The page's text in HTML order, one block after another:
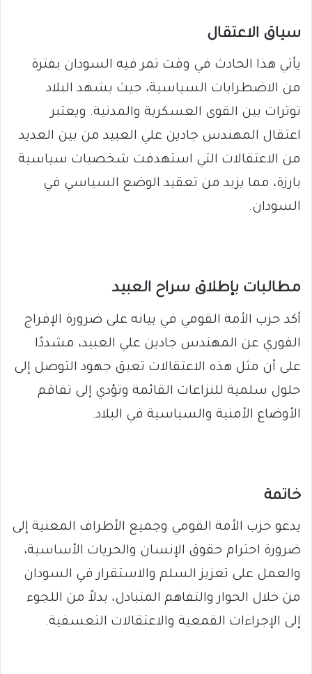
سياق الاعتقال
يأتي هذا الحادث في وقت تمر فيه السودان بفترة
من الاضطرابات السياسية، حيث يشهد البلاد
توترات بين القوى العسكرية والمدنية. ويعتبر
اعتقال المهندس جادين علي العبيد من بين العديد
من الاعتقالات التي استهدفت شخصيات سياسية
بارزة، مما يزيد من تعقيد الوضع السياسي في
السودان.
مطالبات بإطلاق سراح العبيد
أكد حزب الأمة القومي في بيانه على ضرورة الإفراج
الفوري عن المهندس جادين علي العبيد، مشددًا
على أن مثل هذه الاعتقالات تعيق جهود التوصل إلى
حلول سلمية للنزاعات القائمة وتؤدي إلى تفاقم
الأوضاع الأمنية والسياسية في البلاد.
خاتمة
يدعو حزب الأمة القومي وجميع الأطراف المعنية إلى
ضرورة احترام حقوق الإنسان والحريات الأساسية،
والعمل على تعزيز السلم والاستقرار في السودان
من خلال الحوار والتفاهم المتبادل، بدلاً من اللجوء
إلى الإجراءات القمعية والاعتقالات التعسفية.